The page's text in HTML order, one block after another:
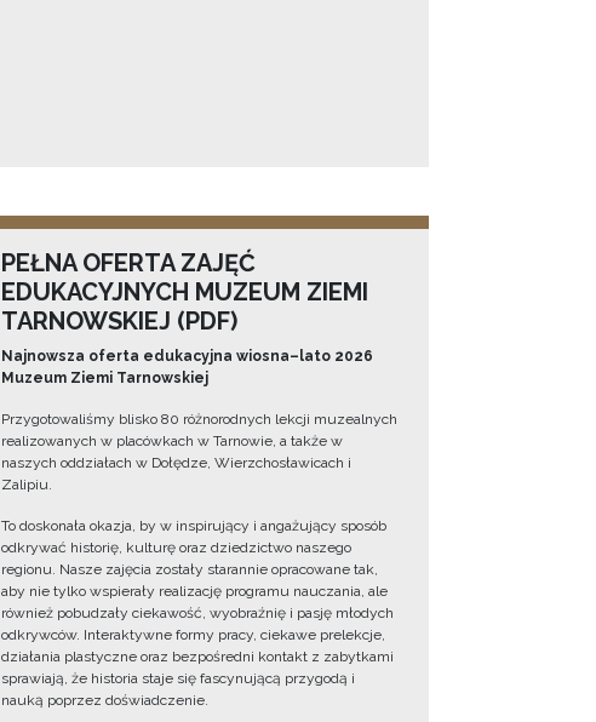
PEŁNA OFERTA ZAJĘĆ
EDUKACYJNYCH MUZEUM ZIEMI
TARNOWSKIEJ (PDF)
Najnowsza oferta edukacyjna wiosna–lato 2026
Muzeum Ziemi Tarnowskiej
Przygotowaliśmy blisko 80 różnorodnych lekcji muzealnych
realizowanych w placówkach w Tarnowie, a także w
naszych oddziałach w Dołędze, Wierzchosławicach i
Zalipiu.
To doskonała okazja, by w inspirujący i angażujący sposób
odkrywać historię, kulturę oraz dziedzictwo naszego
regionu. Nasze zajęcia zostały starannie opracowane tak,
aby nie tylko wspierały realizację programu nauczania, ale
również pobudzały ciekawość, wyobraźnię i pasję młodych
odkrywców. Interaktywne formy pracy, ciekawe prelekcje,
działania plastyczne oraz bezpośredni kontakt z zabytkami
sprawiają, że historia staje się fascynującą przygodą i
nauką poprzez doświadczenie.